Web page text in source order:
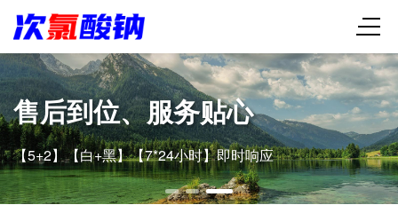
后到位、服务贴心
5+2】【白+黑】【7*24小时】即时响应